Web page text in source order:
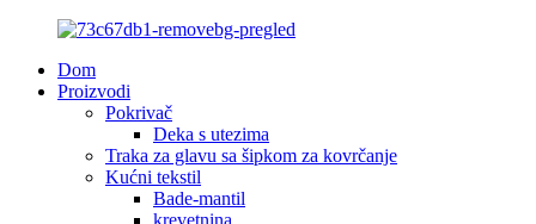
Dom
Proizvodi
Pokrivač
Deka s utezima
Traka za glavu sa šipkom za kovrčanje
Kućni tekstil
Bade-mantil
krevetnina